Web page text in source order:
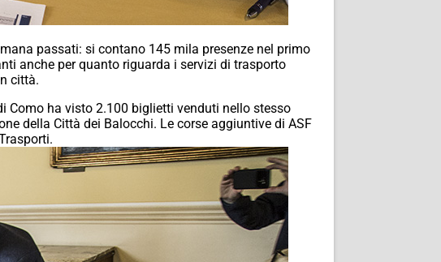
passati: si contano 145 mila presenze nel primo
anche per quanto riguarda i servizi di trasporto
città.
Como ha visto 2.100 biglietti venduti nello stesso
della Città dei Balocchi. Le corse aggiuntive di ASF